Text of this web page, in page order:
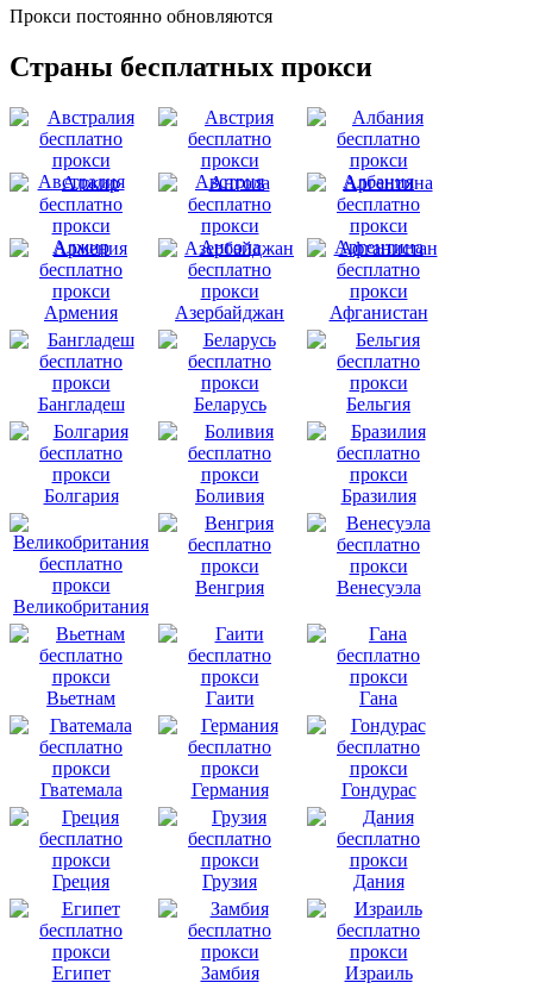
Прокси постоянно обновляются
Страны бесплатных прокси
Австралия Австрия Албания
Алжир Ангола Аргентина
Армения Азербайджан Афганистан
Бангладеш Беларусь Бельгия
Болгария Боливия Бразилия
Великобритания
Венгрия Венесуэла
Вьетнам Гаити Гана
Гватемала Германия Гондурас
Греция Грузия Дания
Египет Замбия Израиль